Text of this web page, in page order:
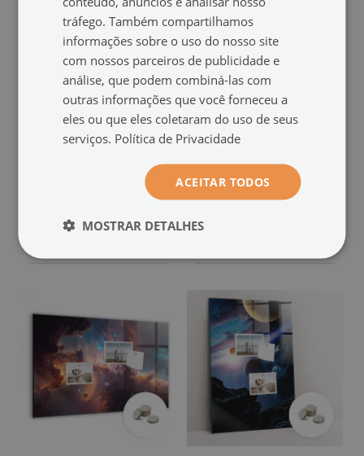
(#tm-88499)
tamanho de: 60x40 cm
(#tm-88400)
tamanho de: 60x40 cm
tráfego. Também compartilhamos
informações sobre o uso do nosso site
com nossos parceiros de publicidade e
análise, que podem combiná-las com
outras informações que você forneceu a
eles ou que eles coletaram do uso de seus
serviços. Política de Privacidade
ACEITAR TODOS
MOSTRAR DETALHES